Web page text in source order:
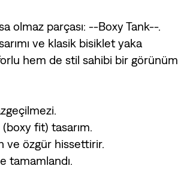
olmaz parçası: --Boxy Tank--.
ve klasik bisiklet yaka
hem de stil sahibi bir görünüm
fit) tasarım.
ve özgür hissettirir.
tamamlandı.